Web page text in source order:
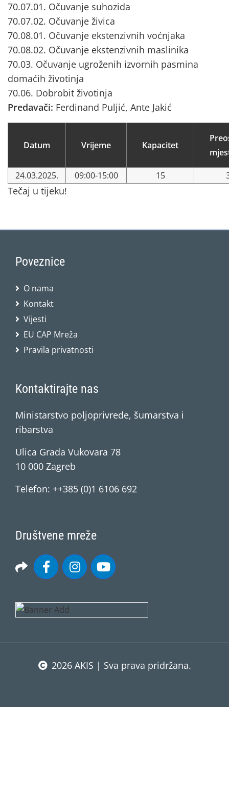
70.07.01. Očuvanje suhozida
70.07.02. Očuvanje živica
70.08.01. Očuvanje ekstenzivnih voćnjaka
70.08.02. Očuvanje ekstenzivnih maslinika
70.03. Očuvanje ugroženih izvornih pasmina
domaćih životinja
70.06. Dobrobit životinja
Predavači: Ferdinand Puljić, Ante Jakić
Datum Vrijeme Kapacitet
24.03.2025. 09:00-15:00 15
Tečaj u tijeku!
Poveznice
O nama
Kontakt
Vijesti
EU CAP Mreža
Pravila privatnosti
Kontaktirajte nas
Ministarstvo poljoprivrede, šumarstva i
ribarstva
Ulica Grada Vukovara 78
10 000 Zagreb
Telefon: ++385 (0)1 6106 692
Društvene mreže
2026 AKIS | Sva prava pridržana.